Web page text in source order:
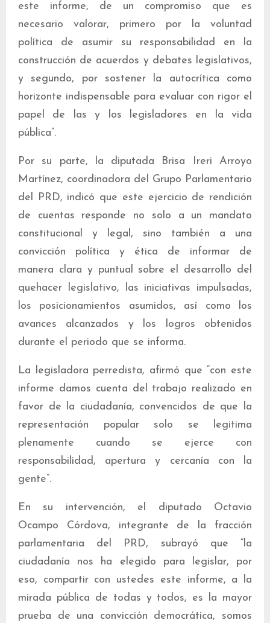
este informe, de un compromiso que es
necesario valorar, primero por la voluntad
política de asumir su responsabilidad en la
construcción de acuerdos y debates legislativos,
y segundo, por sostener la autocrítica como
horizonte indispensable para evaluar con rigor el
papel de las y los legisladores en la vida
pública”.
Por su parte, la diputada Brisa Ireri Arroyo
Martínez, coordinadora del Grupo Parlamentario
del PRD, indicó que este ejercicio de rendición
de cuentas responde no solo a un mandato
constitucional y legal, sino también a una
convicción política y ética de informar de
manera clara y puntual sobre el desarrollo del
quehacer legislativo, las iniciativas impulsadas,
los posicionamientos asumidos, así como los
avances alcanzados y los logros obtenidos
durante el periodo que se informa.
La legisladora perredista, afirmó que “con este
informe damos cuenta del trabajo realizado en
favor de la ciudadanía, convencidos de que la
representación popular solo se legitima
plenamente cuando se ejerce con
responsabilidad, apertura y cercanía con la
gente”.
En su intervención, el diputado Octavio
Ocampo Córdova, integrante de la fracción
parlamentaria del PRD, subrayó que “la
ciudadanía nos ha elegido para legislar, por
eso, compartir con ustedes este informe, a la
mirada pública de todas y todos, es la mayor
prueba de una convicción democrática, somos